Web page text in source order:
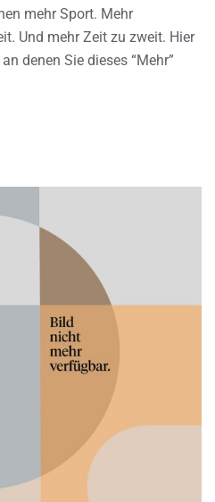
mehr Sport. Mehr
Und mehr Zeit zu zweit. Hier
denen Sie dieses “Mehr”